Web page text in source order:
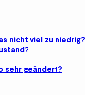
nicht viel zu niedrig?
sehr geändert?